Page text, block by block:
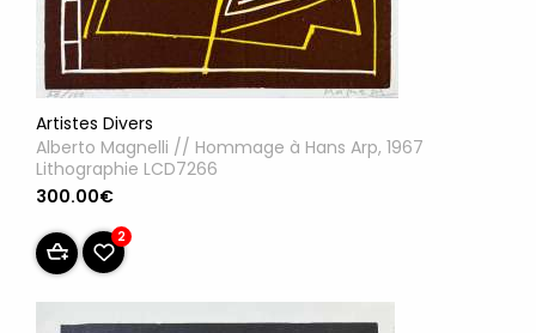
Artistes Divers
Alberto Magnelli // Hommage à Hans Arp, 1967
Lithographie LCD7266
300.00€
2